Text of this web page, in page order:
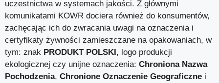
uczestnictwa w systemach jakości. Z głównymi
komunikatami KOWR dociera również do konsumentów,
zachęcając ich do zwracania uwagi na oznaczenia i
certyfikaty żywności zamieszczane na opakowaniach, w
tym: znak PRODUKT POLSKI, logo produkcji
ekologicznej czy unijne oznaczenia: Chroniona Nazwa
Pochodzenia, Chronione Oznaczenie Geograficzne i